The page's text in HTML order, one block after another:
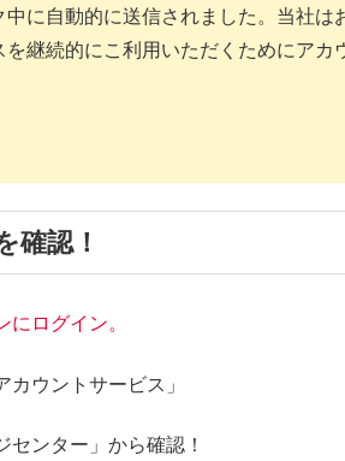
に自動的に送信されました。当社は
継続的にこ利用いただくためにアカ
確認！
ログイン。
ウントサービス」
ンター」から確認！